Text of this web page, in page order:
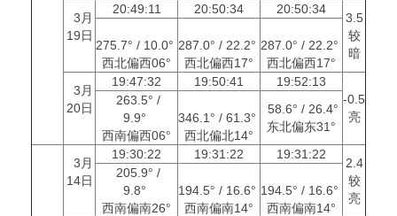
3月
19日
20:49:11 20:50:34 20:50:34
3.5
较
暗
275.7° / 10.0°
西北偏西06°
287.0° / 22.2°
西北偏西17°
287.0° / 22.2°
西北偏西17°
3月
20日
19:47:32 19:50:41
19:52:13
-0.5
亮
263.5° /
9.9°
西南偏西06°
346.1° / 61.3°
西北偏北14°
58.6° / 26.4°
东北偏东31°
3月
14日
19:30:22 19:31:22 19:31:22
2.4
较
亮
205.9° /
9.8°
西南偏南26°
194.5° / 16.6°
西南偏南14°
194.5° / 16.6°
西南偏南14°